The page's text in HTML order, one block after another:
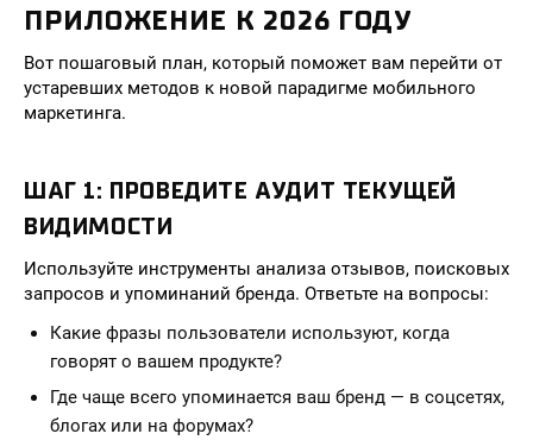
ПРИЛОЖЕНИЕ К 2026 ГОДУ
Вот пошаговый план, который поможет вам перейти от
устаревших методов к новой парадигме мобильного
маркетинга.
ШАГ 1: ПРОВЕДИТЕ АУДИТ ТЕКУЩЕЙ
ВИДИМОСТИ
Используйте инструменты анализа отзывов, поисковых
запросов и упоминаний бренда. Ответьте на вопросы:
Какие фразы пользователи используют, когда
говорят о вашем продукте?
Где чаще всего упоминается ваш бренд — в соцсетях,
блогах или на форумах?